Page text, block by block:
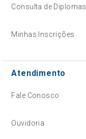
Consulta de Diplomas
Minhas Inscrições
Atendimento
Fale Conosco
Ouvidoria